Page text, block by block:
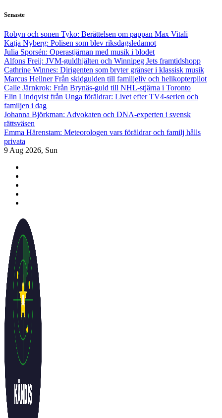
Skip
content
Senaste
Robyn och sonen Tyko: Berättelsen om pappan Max Vitali
Katja Nyberg: Polisen som blev riksdagsledamot
Julia Sporsén: Operastjärnan med musik i blodet
Alfons Freij: JVM-guldhjälten och Winnipeg Jets framtidshopp
Cathrine Winnes: Dirigenten som bryter gränser i klassisk musik
Marcus Hellner Från skidgulden till familjeliv och helikopterpilot
Calle Järnkrok: Från Brynäs-guld till NHL-stjärna i Toronto
Elin Lindqvist från Unga föräldrar: Livet efter TV4-serien och
familjen i dag
Johanna Björkman: Advokaten och DNA-experten i svensk
rättsväsen
Emma Härenstam: Meteorologen vars föräldrar och familj hålls
privata
9 Aug 2026, Sun